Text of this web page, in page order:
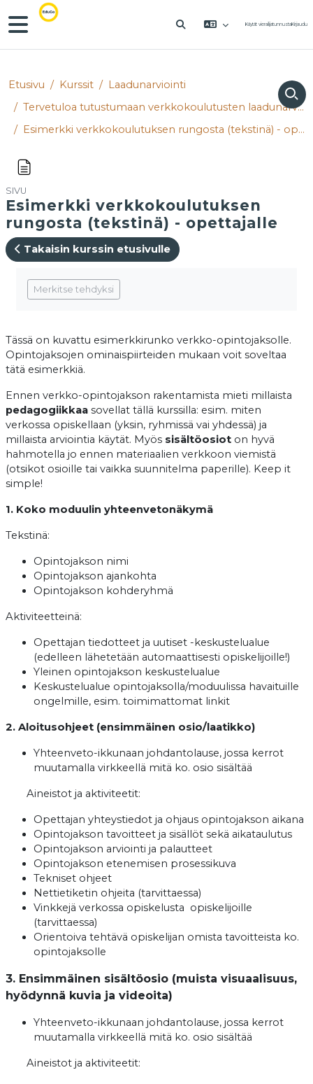
Siirry pääsisältöön
Sivupaneeli
VAIHDA HAKUSYÖTTÖÄ
Käytät vierailijatunnustaKirjaudu
Etusivu Kurssit
Laadunarviointi
Tervetuloa tutustumaan verkkokoulutusten laadunarviointikehikkoon!
Esimerkki verkkokoulutuksen rungosta (tekstinä) - opettajalle
SIVU
Esimerkki verkkokoulutuksen
rungosta (tekstinä) - opettajalle
Takaisin kurssin etusivulle
Merkitse tehdyksi
Tässä on kuvattu esimerkkirunko verkko-opintojaksolle.
Opintojaksojen ominaispiirteiden mukaan voit soveltaa
tätä esimerkkiä.
Ennen verkko-opintojakson rakentamista mieti millaista
pedagogiikkaa sovellat tällä kurssilla: esim. miten
verkossa opiskellaan (yksin, ryhmissä vai yhdessä) ja
millaista arviointia käytät. Myös sisältöosiot on hyvä
hahmotella jo ennen materiaalien verkkoon viemistä
(otsikot osioille tai vaikka suunnitelma paperille). Keep it
simple!
1. Koko moduulin yhteenvetonäkymä
Tekstinä:
Opintojakson nimi
Opintojakson ajankohta
Opintojakson kohderyhmä
Aktiviteetteinä:
Opettajan tiedotteet ja uutiset -keskustelualue
(edelleen lähetetään automaattisesti opiskelijoille!)
Yleinen opintojakson keskustelualue
Keskustelualue opintojaksolla/moduulissa havaituille
ongelmille, esim. toimimattomat linkit
2. Aloitusohjeet (ensimmäinen osio/laatikko)
Yhteenveto-ikkunaan johdantolause, jossa kerrot
muutamalla virkkeellä mitä ko. osio sisältää
Aineistot ja aktiviteetit:
Opettajan yhteystiedot ja ohjaus opintojakson aikana
Opintojakson tavoitteet ja sisällöt sekä aikataulutus
Opintojakson arviointi ja palautteet
Opintojakson etenemisen prosessikuva
Tekniset ohjeet
Nettietiketin ohjeita (tarvittaessa)
Vinkkejä verkossa opiskelusta opiskelijoille
(tarvittaessa)
Orientoiva tehtävä opiskelijan omista tavoitteista ko.
opintojaksolle
3. Ensimmäinen sisältöosio (muista visuaalisuus,
hyödynnä kuvia ja videoita)
Yhteenveto-ikkunaan johdantolause, jossa kerrot
muutamalla virkkeellä mitä ko. osio sisältää
Aineistot ja aktiviteetit: